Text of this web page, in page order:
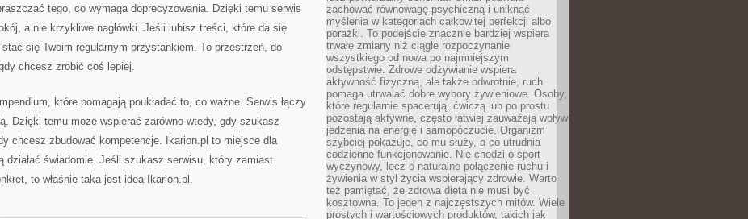
tego, co wymaga doprecyzowania. Dzięki temu serwis
a nie krzykliwe nagłówki. Jeśli lubisz treści, które da się
się Twoim regularnym przystankiem. To przestrzeń, do
chcesz zrobić coś lepiej.
które pomagają poukładać to, co ważne. Serwis łączy
Dzięki temu może wspierać zarówno wtedy, gdy szukasz
chcesz zbudować kompetencje. Ikarion.pl to miejsce dla
działać świadomie. Jeśli szukasz serwisu, który zamiast
to właśnie taka jest idea Ikarion.pl.
zachować równowagę psychiczną i uniknąć
myślenia w kategoriach całkowitej perfekcji albo
porażki. To podejście znacznie bardziej wspiera
trwałe zmiany niż ciągłe rozpoczynanie
wszystkiego od nowa po najmniejszym
odstępstwie. Zdrowe odżywianie wspiera
aktywność fizyczną, ale także odwrotnie, ruch
pomaga utrwalać dobre wybory żywieniowe. Osoby,
które regularnie spacerują, ćwiczą lub po prostu
pozostają aktywne, często łatwiej zauważają wpływ
jedzenia na energię i samopoczucie. Organizm
szybciej pokazuje, co mu służy, a co utrudnia
codzienne funkcjonowanie. Nie chodzi o sport
wyczynowy, lecz o naturalne połączenie ruchu i
żywienia w styl życia wspierający zdrowie. Warto
też pamiętać, że zdrowa dieta nie musi być
kosztowna. To jeden z najczęstszych mitów. Wiele
prostych i wartościowych produktów, takich jak